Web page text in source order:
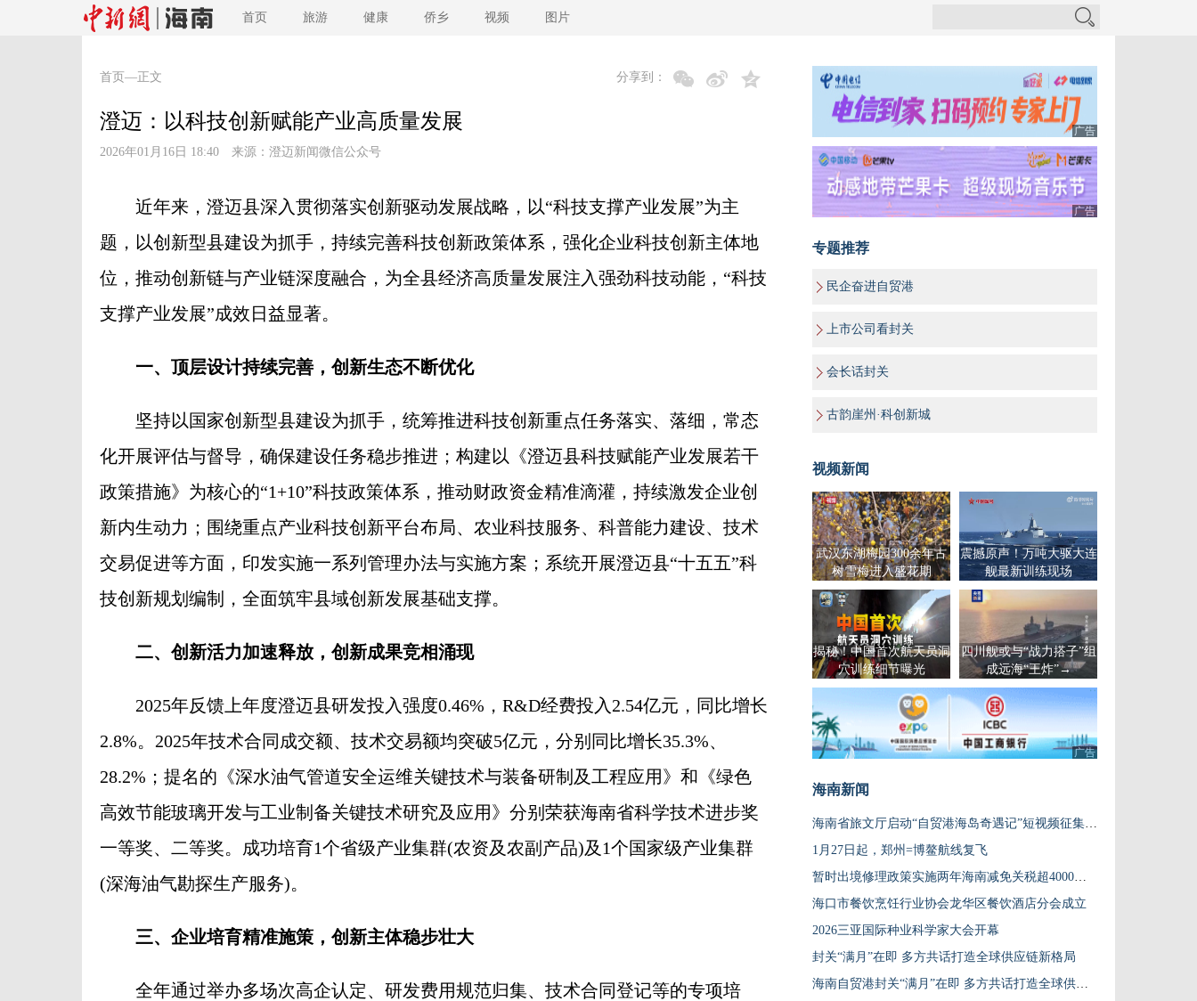
首页 旅游 健康 侨乡 视频 图片
首页 —正文 分享到：
澄迈：以科技创新赋能产业高质量发展
2026年01月16日 18:40 来源： 澄迈新闻微信公众号
近年来，澄迈县深入贯彻落实创新驱动发展战略，以“科技支撑产业发展”为主
题，以创新型县建设为抓手，持续完善科技创新政策体系，强化企业科技创新主体地
位，推动创新链与产业链深度融合，为全县经济高质量发展注入强劲科技动能，“科技
支撑产业发展”成效日益显著。
一、顶层设计持续完善，创新生态不断优化
坚持以国家创新型县建设为抓手，统筹推进科技创新重点任务落实、落细，常态
化开展评估与督导，确保建设任务稳步推进；构建以《澄迈县科技赋能产业发展若干
政策措施》为核心的“1+10”科技政策体系，推动财政资金精准滴灌，持续激发企业创
新内生动力；围绕重点产业科技创新平台布局、农业科技服务、科普能力建设、技术
交易促进等方面，印发实施一系列管理办法与实施方案；系统开展澄迈县“十五五”科
技创新规划编制，全面筑牢县域创新发展基础支撑。
二、创新活力加速释放，创新成果竞相涌现
2025年反馈上年度澄迈县研发投入强度0.46%，R&D经费投入2.54亿元，同比增长
2.8%。2025年技术合同成交额、技术交易额均突破5亿元，分别同比增长35.3%、
28.2%；提名的《深水油气管道安全运维关键技术与装备研制及工程应用》和《绿色
高效节能玻璃开发与工业制备关键技术研究及应用》分别荣获海南省科学技术进步奖
一等奖、二等奖。成功培育1个省级产业集群(农资及农副产品)及1个国家级产业集群
(深海油气勘探生产服务)。
三、企业培育精准施策，创新主体稳步壮大
全年通过举办多场次高企认定、研发费用规范归集、技术合同登记等的专项培
广告
广告
专题推荐
民企奋进自贸港
上市公司看封关
会长话封关
古韵崖州·科创新城
视频新闻
武汉东湖梅园300余年古
树雪梅进入盛花期
震撼原声！万吨大驱大连
舰最新训练现场
揭秘！中国首次航天员洞
穴训练细节曝光
四川舰或与“战力搭子”组
成远海“王炸”→
广告
海南新闻
海南省旅文厅启动“自贸港海岛奇遇记”短视频征集活动
1月27日起，郑州=博鳌航线复飞
暂时出境修理政策实施两年海南减免关税超4000万元
海口市餐饮烹饪行业协会龙华区餐饮酒店分会成立
2026三亚国际种业科学家大会开幕
封关“满月”在即 多方共话打造全球供应链新格局
海南自贸港封关“满月”在即 多方共话打造全球供应链新格局